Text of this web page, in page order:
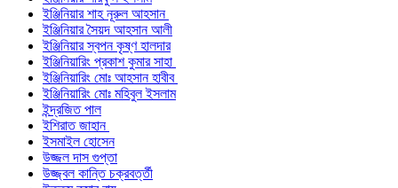
ইঞ্জিনিয়ার শাহ নূরুল আহসান
ইঞ্জিনিয়ার সৈয়দ আহসান আলী
ইঞ্জিনিয়ার স্বপন কৃষ্ণ হালদার
ইঞ্জিনিয়ারিং প্রকাশ কুমার সাহা
ইঞ্জিনিয়ারিং মোঃ আহসান হাবীব
ইঞ্জিনিয়ারিং মোঃ মহিবুল ইসলাম
ইন্দ্রজিত পাল
ইশিরাত জাহান
ইসমাইল হোসেন
উজ্জল দাস গুপ্তা
উজ্জ্বল কান্তি চক্রবর্ত্তী